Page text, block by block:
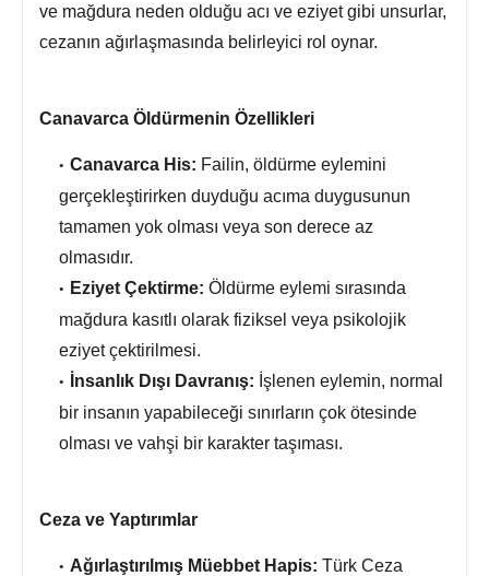
ve mağdura neden olduğu acı ve eziyet gibi unsurlar,
cezanın ağırlaşmasında belirleyici rol oynar.
Canavarca Öldürmenin Özellikleri
Canavarca His: Failin, öldürme eylemini
gerçekleştirirken duyduğu acıma duygusunun
tamamen yok olması veya son derece az
olmasıdır.
Eziyet Çektirme: Öldürme eylemi sırasında
mağdura kasıtlı olarak fiziksel veya psikolojik
eziyet çektirilmesi.
İnsanlık Dışı Davranış: İşlenen eylemin, normal
bir insanın yapabileceği sınırların çok ötesinde
olması ve vahşi bir karakter taşıması.
Ceza ve Yaptırımlar
Ağırlaştırılmış Müebbet Hapis: Türk Ceza